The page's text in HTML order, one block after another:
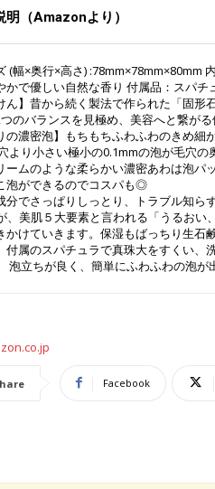
明（Amazonより）
(幅×奥行×高さ) :78mm×78mm×80mm
かで優しい自然な香り 付属品：スパチ
ん】昔から続く製法で作られた「固
のバランスを見極め、美容へと繋がる
の濃密泡】もちもちふわふわのきめ
より小さい極小の0.1mmの泡が毛穴の
ームのような柔らかい濃密あわは泡パ
泡ができるのでコスパも◎
分でさっぱりしっとり、トラブル知
、美肌５大要素と言われる「うるお
かけていきます。保湿もばっちり生石鹸
付属のスパチュラで真珠大をすくい
泡立ちが良く、簡単にふわふわの泡
Facebook